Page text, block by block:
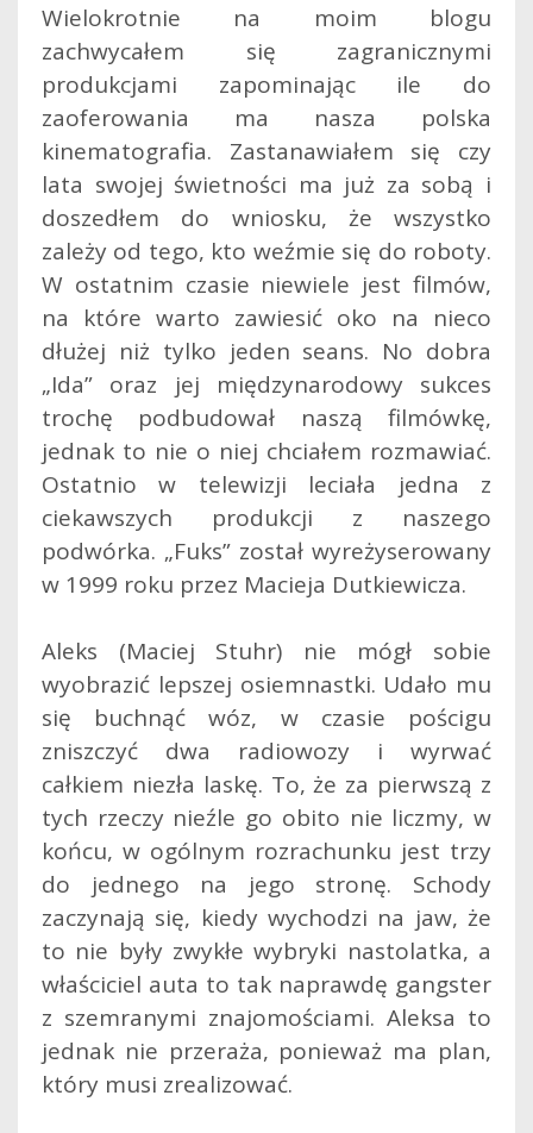
Wielokrotnie na moim blogu
zachwycałem się zagranicznymi
produkcjami zapominając ile do
zaoferowania ma nasza polska
kinematografia. Zastanawiałem się czy
lata swojej świetności ma już za sobą i
doszedłem do wniosku, że wszystko
zależy od tego, kto weźmie się do roboty.
W ostatnim czasie niewiele jest filmów,
na które warto zawiesić oko na nieco
dłużej niż tylko jeden seans. No dobra
„Ida” oraz jej międzynarodowy sukces
trochę podbudował naszą filmówkę,
jednak to nie o niej chciałem rozmawiać.
Ostatnio w telewizji leciała jedna z
ciekawszych produkcji z naszego
podwórka. „Fuks” został wyreżyserowany
w 1999 roku przez Macieja Dutkiewicza.
Aleks (Maciej Stuhr) nie mógł sobie
wyobrazić lepszej osiemnastki. Udało mu
się buchnąć wóz, w czasie pościgu
zniszczyć dwa radiowozy i wyrwać
całkiem niezła laskę. To, że za pierwszą z
tych rzeczy nieźle go obito nie liczmy, w
końcu, w ogólnym rozrachunku jest trzy
do jednego na jego stronę. Schody
zaczynają się, kiedy wychodzi na jaw, że
to nie były zwykłe wybryki nastolatka, a
właściciel auta to tak naprawdę gangster
z szemranymi znajomościami. Aleksa to
jednak nie przeraża, ponieważ ma plan,
który musi zrealizować.